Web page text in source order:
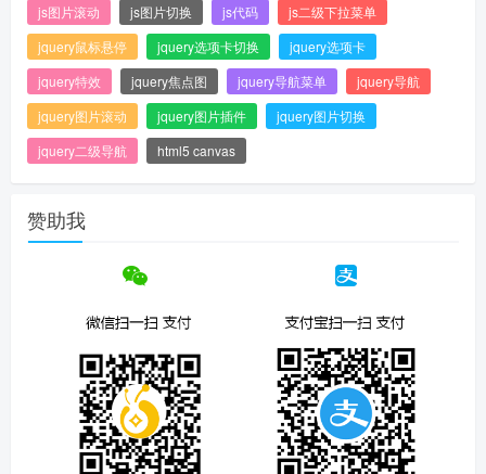
js图片滚动
js图片切换 js代码
js二级下拉菜单
jquery鼠标悬停
jquery选项卡切换
jquery选项卡
jquery特效
jquery焦点图 jquery导航菜单
jquery导航
jquery图片滚动
jquery图片插件
jquery图片切换
jquery二级导航
html5 canvas
赞助我